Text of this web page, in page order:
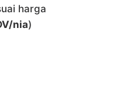
harga
nia)